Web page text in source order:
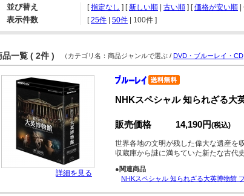
並び替え [指定なし ] [新しい順 古い順 ] [価格が安い順
表示件数 [ 25件 50件 100件 ]
品一覧 ( 2件 ) （カテゴリ名：商品ジャンルで選ぶ / DVD・ブルーレイ・CD
詳細を見る
NHKスペシャル 知られざる大
販売価格 14,190円(税込)
世界各地の文明が残した偉大な遺産を
収蔵庫から謎に満ちていた新たな古代
●関連商品
NHKスペシャル 知られざる大英博物館